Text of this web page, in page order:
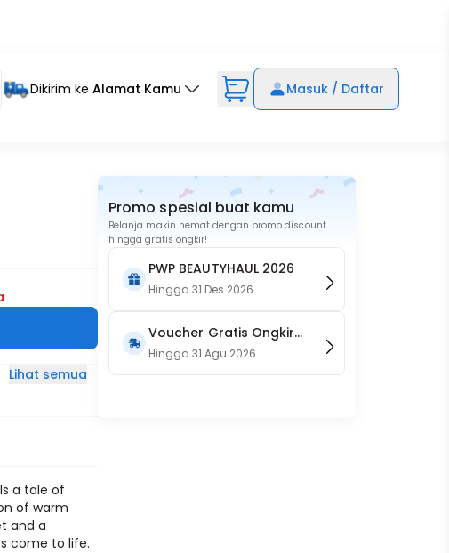
Dikirim ke Alamat Kamu Masuk / Daftar
Lihat semua
a tale of
of warm
and a
come to life.
Promo spesial buat kamu
Belanja makin hemat dengan promo discount
hingga gratis ongkir!
PWP BEAUTYHAUL 2026
Hingga31 Des 2026
Voucher Gratis Ongkir
15RB (Only on Website)
Hingga31 Agu 2026